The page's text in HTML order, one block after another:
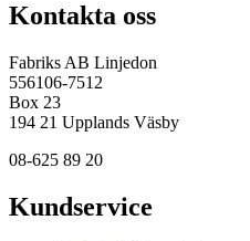
Kontakta oss
Fabriks AB Linjedon
556106-7512
Box 23
194 21 Upplands Väsby
08-625 89 20
Kundservice